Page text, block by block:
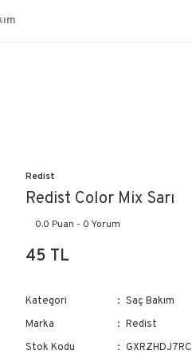
Redist
Redist Color Mix Sarı
0.0 Puan - 0 Yorum
45 TL
Kategori
Saç Bakım
Marka
Redist
Stok Kodu
GXRZHDJ7RC